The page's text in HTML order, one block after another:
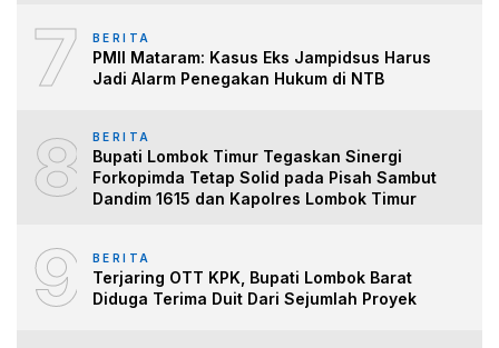
7 BERITA
PMII Mataram: Kasus Eks Jampidsus Harus
Jadi Alarm Penegakan Hukum di NTB
8 BERITA
Bupati Lombok Timur Tegaskan Sinergi
Forkopimda Tetap Solid pada Pisah Sambut
Dandim 1615 dan Kapolres Lombok Timur
9 BERITA
Terjaring OTT KPK, Bupati Lombok Barat
Diduga Terima Duit Dari Sejumlah Proyek